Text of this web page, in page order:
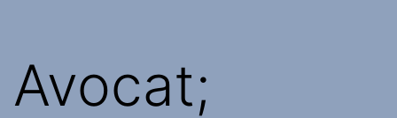
Avocat;